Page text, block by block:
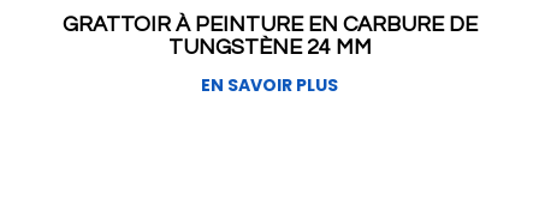
GRATTOIR À PEINTURE EN CARBURE DE
TUNGSTÈNE 24 MM
EN SAVOIR PLUS